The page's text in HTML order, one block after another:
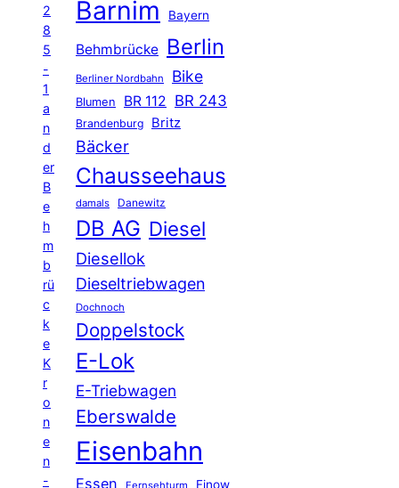
2
8
5
-
1
a
n
d
er
B
e
h
m
b
rü
c
k
e
K
r
o
n
e
n
-
Barnim Bayern
Behmbrücke Berlin
Berliner Nordbahn Bike
Blumen BR 112 BR 243
Brandenburg Britz
Bäcker
Chausseehaus
damals Danewitz
DB AG Diesel
Diesellok
Dieseltriebwagen
Dochnoch
Doppelstock
E-Lok
E-Triebwagen
Eberswalde
Eisenbahn
Essen Fernsehturm Finow